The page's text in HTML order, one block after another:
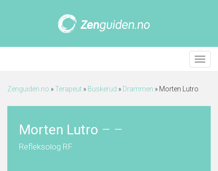
Meny
Zenguiden.no »Terapeut » Buskerud » Drammen » Morten Lutro
Morten Lutro – –
Refleksolog RF